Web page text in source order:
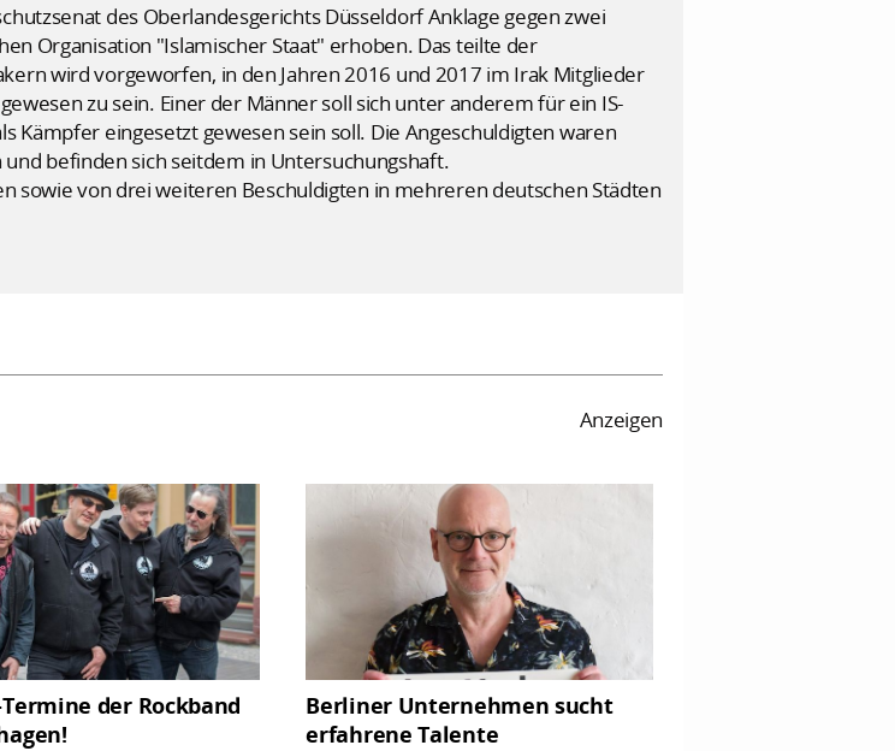
des Oberlandesgerichts Düsseldorf Anklage gegen zwei
Organisation "Islamischer Staat" erhoben. Das teilte der
wird vorgeworfen, in den Jahren 2016 und 2017 im Irak Mitglieder
zu sein. Einer der Männer soll sich unter anderem für ein IS-
Kämpfer eingesetzt gewesen sein soll. Die Angeschuldigten waren
befinden sich seitdem in Untersuchungshaft.
sowie von drei weiteren Beschuldigten in mehreren deutschen Städten
Anzeigen
der Rockband
Berliner Unternehmen sucht
erfahrene Talente